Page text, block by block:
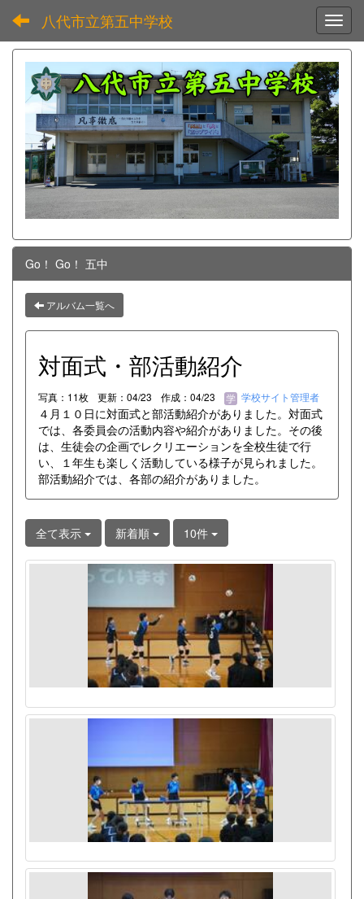
八代市立第五中学校
Go！ Go！ 五中
アルバム一覧へ
対面式・部活動紹介
写真：11枚 更新：04/23 作成：04/23 学校サイト管理者
４月１０日に対面式と部活動紹介がありました。対面式
では、各委員会の活動内容や紹介がありました。その後
は、生徒会の企画でレクリエーションを全校生徒で行
い、１年生も楽しく活動している様子が見られました。
部活動紹介では、各部の紹介がありました。
全て表示 新着順 10件